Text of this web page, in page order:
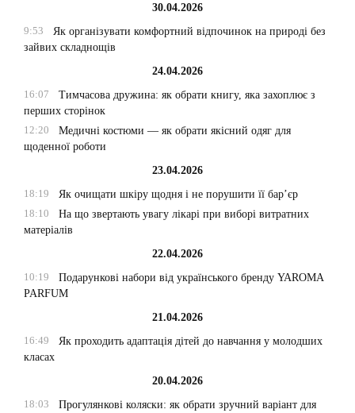
30.04.2026
9:53
Як організувати комфортний відпочинок на природі без
зайвих складнощів
24.04.2026
16:07
Тимчасова дружина: як обрати книгу, яка захоплює з
перших сторінок
12:20
Медичні костюми — як обрати якісний одяг для
щоденної роботи
23.04.2026
18:19
Як очищати шкіру щодня і не порушити її бар’єр
18:10
На що звертають увагу лікарі при виборі витратних
матеріалів
22.04.2026
10:19
Подарункові набори від українського бренду YAROMA
PARFUM
21.04.2026
16:49
Як проходить адаптація дітей до навчання у молодших
класах
20.04.2026
18:03
Прогулянкові коляски: як обрати зручний варіант для